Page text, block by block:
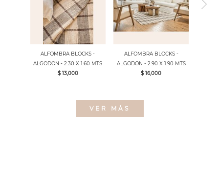
ALFOMBRA BLOCKS -
ALGODON - 2.30 X 1.60 MTS
$ 13,000
ALFOMBRA BLOCKS -
ALGODON - 2.90 X 1.90 MTS
$ 16,000
VER MÁS